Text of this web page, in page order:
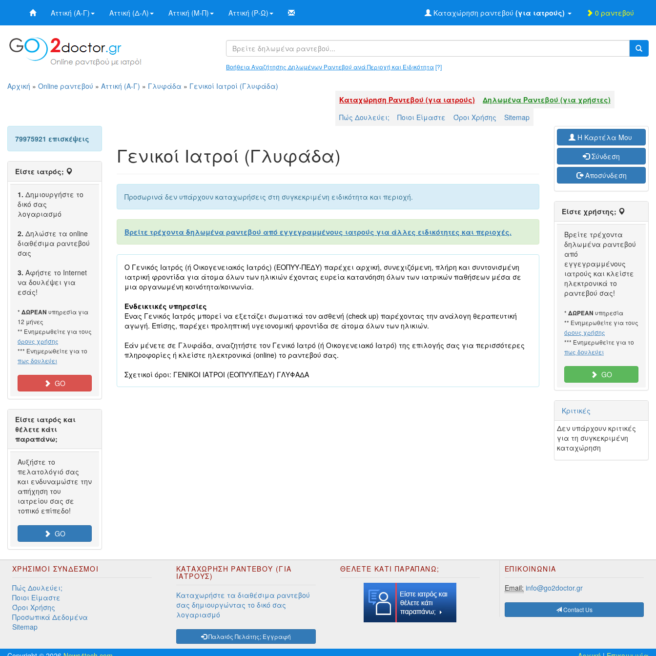
Αττική (Α-Γ) Αττική (Δ-Λ) Αττική (Μ-Π) Αττική (Ρ-Ω) Καταχώρηση ραντεβού (για ιατρούς) 0 ραντεβού
Βοήθεια Αναζήτησης Δηλωμένων Ραντεβού ανά Περιοχή και Ειδικότητα[?]
Αρχική » Online ραντεβού » Αττική (Α-Γ) » Γλυφάδα » Γενικοί Ιατροί (Γλυφάδα)
Καταχώρηση Ραντεβού (για ιατρούς)
Δηλωμένα Ραντεβού (για χρήστες)
Πώς Δουλεύει;
Ποιοι Είμαστε Όροι Χρήσης Sitemap
Γενικοί Ιατροί (Γλυφάδα)
Προσωρινά δεν υπάρχουν καταχωρήσεις στη συγκεκριμένη ειδικότητα και περιοχή.
Βρείτε τρέχοντα δηλωμένα ραντεβού από εγγεγραμμένους ιατρούς για άλλες ειδικότητες και περιοχές.
Ο Γενικός Ιατρός (ή Οικογενειακός Ιατρός) (ΕΟΠΥΥ-ΠΕΔΥ) παρέχει αρχική, συνεχιζόμενη, πλήρη και συντονισμένη
ιατρική φροντίδα για άτομα όλων των ηλικιών έχοντας ευρεία κατανόηση όλων των ιατρικών παθήσεων μέσα σε
μια οργανωμένη κοινότητα/κοινωνία.
Ενδεικτικές υπηρεσίες
Ένας Γενικός Ιατρός μπορεί να εξετάζει σωματικά τον ασθενή (check up) παρέχοντας την ανάλογη θεραπευτική
αγωγή. Επίσης, παρέχει προληπτική υγειονομική φροντίδα σε άτομα όλων των ηλικιών.
Εάν μένετε σε Γλυφάδα, αναζητήστε τον Γενικό Ιατρό (ή Οικογενειακό Ιατρό) της επιλογής σας για περισσότερες
πληροφορίες ή κλείστε ηλεκτρονικά (online) το ραντεβού σας.
Σχετικοί όροι: ΓΕΝΙΚΟΙ ΙΑΤΡΟΙ (ΕΟΠΥΥ/ΠΕΔΥ) ΓΛΥΦΑΔΑ
79975921 επισκέψεις
Είστε ιατρός;
1. Δημιουργήστε το
δικό σας
λογαριασμό
2. Δηλώστε τα online
διαθέσιμα ραντεβού
σας
3. Αφήστε το Internet
να δουλέψει για
εσάς!
* ΔΩΡΕΑΝ υπηρεσία για
12 μήνες
** Ενημερωθείτε για τους
όρους χρήσης
*** Ενημερωθείτε για το
πως δουλεύει
GO
Είστε ιατρός και
θέλετε κάτι
παραπάνω;
Αυξήστε το
πελατολόγιό σας
και ενδυναμώστε την
απήχηση του
ιατρείου σας σε
τοπικό επίπεδο!
GO
H Καρτέλα Μου
Σύνδεση
Αποσύνδεση
Είστε χρήστης;
Βρείτε τρέχοντα
δηλωμένα ραντεβού
από
εγγεγραμμένους
ιατρούς και κλείστε
ηλεκτρονικά το
ραντεβού σας!
* ΔΩΡΕΑΝ υπηρεσία
** Ενημερωθείτε για τους
όρους χρήσης
*** Ενημερωθείτε για το
πως δουλεύει
GO
Κριτικές
Δεν υπάρχουν κριτικές
για τη συγκεκριμένη
καταχώρηση
ΧΡΉΣΙΜΟΙ ΣΎΝΔΕΣΜΟΙ
Πώς Δουλεύει;
Ποιοι Είμαστε
Όροι Χρήσης
Προσωπικά Δεδομένα
Sitemap
ΚΑΤΑΧΩΡΗΣΗ ΡΑΝΤΕΒΟΥ (ΓΙΑ
ΙΑΤΡΟΥΣ)
Καταχωρήστε τα διαθέσιμα ραντεβού
σας δημιουργώντας το δικό σας
λογαριασμό
Παλαιός Πελάτης; Εγγραφή
ΘΕΛΕΤΕ ΚΑΤΙ ΠΑΡΑΠΑΝΩ;
ΕΠΙΚΟΙΝΩΝΊΑ
Email: info@go2doctor.gr
Contact Us